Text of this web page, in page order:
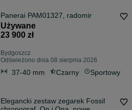
Panerai PAM01327, radomir
Używane
23 900 zł
Bydgoszcz
Odświeżono dnia 08 sierpnia 2026
37-40 mm Czarny Sportowy
Elegancki zestaw zegarek Fossil